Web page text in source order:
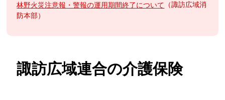
林野火災注意報・警報の運用期間終了について
諏訪広域消
防本部
諏訪広域連合の介護保険